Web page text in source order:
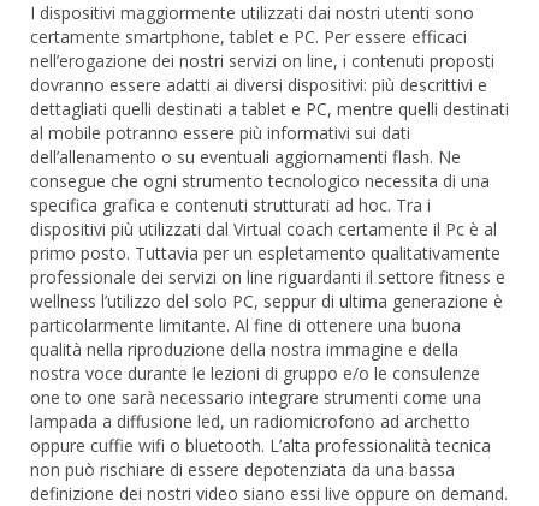
I dispositivi maggiormente utilizzati dai nostri utenti sono
certamente smartphone, tablet e PC. Per essere efficaci
nell’erogazione dei nostri servizi on line, i contenuti proposti
dovranno essere adatti ai diversi dispositivi: più descrittivi e
dettagliati quelli destinati a tablet e PC, mentre quelli destinati
al mobile potranno essere più informativi sui dati
dell’allenamento o su eventuali aggiornamenti flash. Ne
consegue che ogni strumento tecnologico necessita di una
specifica grafica e contenuti strutturati ad hoc. Tra i
dispositivi più utilizzati dal Virtual coach certamente il Pc è al
primo posto. Tuttavia per un espletamento qualitativamente
professionale dei servizi on line riguardanti il settore fitness e
wellness l’utilizzo del solo PC, seppur di ultima generazione è
particolarmente limitante. Al fine di ottenere una buona
qualità nella riproduzione della nostra immagine e della
nostra voce durante le lezioni di gruppo e/o le consulenze
one to one sarà necessario integrare strumenti come una
lampada a diffusione led, un radiomicrofono ad archetto
oppure cuffie wifi o bluetooth. L’alta professionalità tecnica
non può rischiare di essere depotenziata da una bassa
definizione dei nostri video siano essi live oppure on demand.